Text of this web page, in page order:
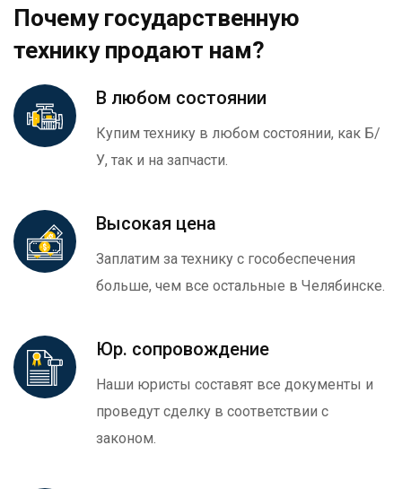
Почему государственную
технику продают нам?
В любом состоянии
Купим технику в любом состоянии, как Б/
У, так и на запчасти.
Высокая цена
Заплатим за технику с гособеспечения
больше, чем все остальные в Челябинске.
Юр. сопровождение
Наши юристы составят все документы и
проведут сделку в соответствии с
законом.